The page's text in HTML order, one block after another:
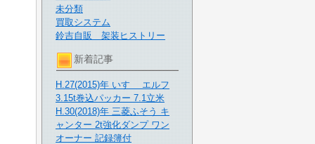
未分類
買取システム
鈴吉自販 架装ヒストリー
新着記事
H.27(2015)年 いすゞ エルフ
3.15t巻込パッカー 7.1立米
H.30(2018)年 三菱ふそう キ
ャンター 2t強化ダンプ ワン
オーナー 記録簿付